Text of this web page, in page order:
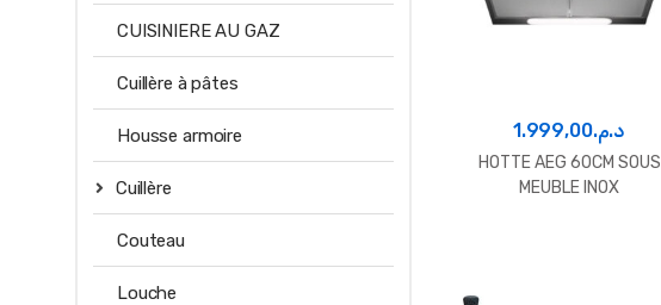
د.م.1.999,00
HOTTE AEG 60CM SOUS
MEUBLE INOX
CUISINIERE AU GAZ
Cuillère à pâtes
Housse armoire
Cuillère
Couteau
Louche